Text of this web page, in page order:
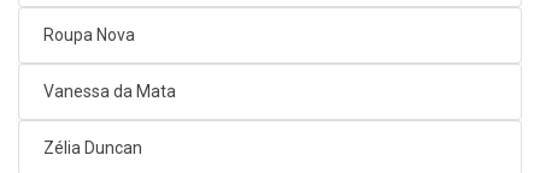
Roupa Nova
Vanessa da Mata
Zélia Duncan